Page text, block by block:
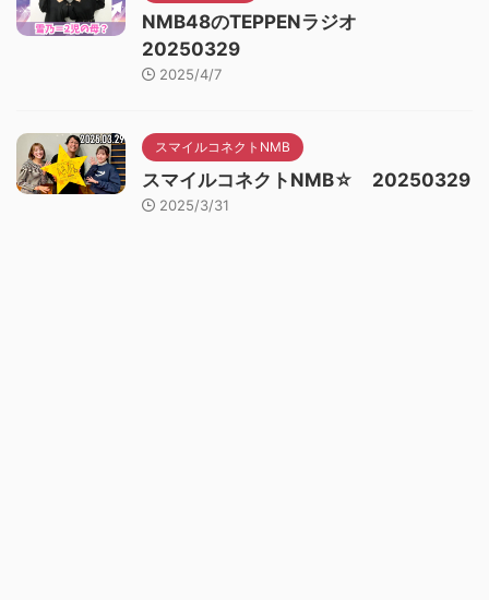
NMB48のTEPPENラジオ
20250329
2025/4/7
スマイルコネクトNMB
スマイルコネクトNMB☆ 20250329
2025/3/31